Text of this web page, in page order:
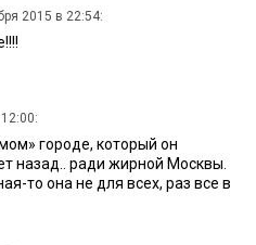
2015 в 22:54:
городе, который он
назад.. ради жирной Москвы.
то она не для всех, раз все в